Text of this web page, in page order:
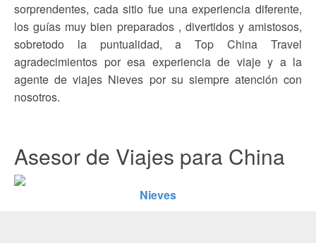
sorprendentes, cada sitio fue una experiencia diferente,
los guías muy bien preparados , divertidos y amistosos,
sobretodo la puntualidad, a Top China Travel
agradecimientos por esa experiencia de viaje y a la
agente de viajes Nieves por su siempre atención con
nosotros.
Asesor de Viajes para China
Nieves